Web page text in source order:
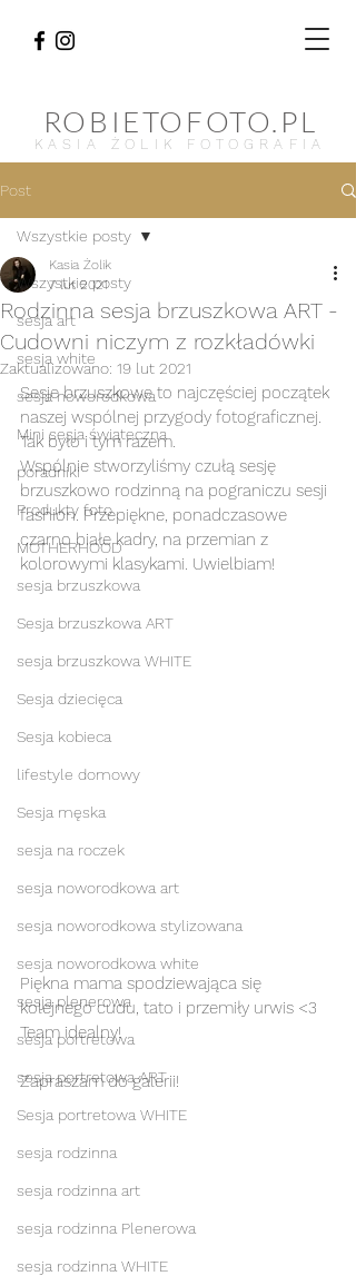
ROBIETOFOTO.PL
KASIA ŻOLIK FOTOGRAFIA
Post
Wszystkie posty
sesja art
sesja white
sesja noworodkowa
Mini sesja świąteczna
poradniki
Produkty foto
MOTHERHOOD
sesja brzuszkowa
Sesja brzuszkowa ART
sesja brzuszkowa WHITE
Sesja dziecięca
Sesja kobieca
lifestyle domowy
Sesja męska
sesja na roczek
sesja noworodkowa art
sesja noworodkowa stylizowana
sesja noworodkowa white
sesja plenerowa
sesja portretowa
sesja portretowa ART
Sesja portretowa WHITE
sesja rodzinna
sesja rodzinna art
sesja rodzinna Plenerowa
sesja rodzinna WHITE
Wszystkie posty
Rodzinna sesja brzuszkowa ART -
Cudowni niczym z rozkładówki
Kasia Żolik
7 lut 2021
Zaktualizowano: 19 lut 2021
Sesje brzuszkowe to najczęściej początek
naszej wspólnej przygody fotograficznej.
Tak było i tym razem.
Wspólnie stworzyliśmy czułą sesję
brzuszkowo rodzinną na pograniczu sesji
fashion. Przepiękne, ponadczasowe
czarno białe kadry, na przemian z
kolorowymi klasykami. Uwielbiam!
Piękna mama spodziewająca się
kolejnego cudu, tato i przemiły urwis <3
Team idealny!
Zapraszam do galerii!